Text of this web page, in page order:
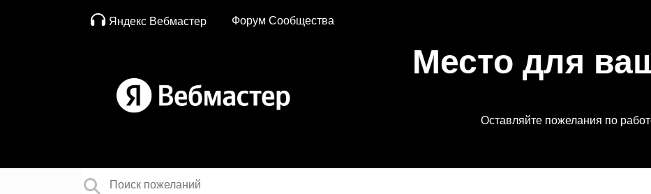
Яндекс Вебмастер Форум Сообщества
Место для
Оставляйте пожелания по